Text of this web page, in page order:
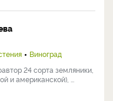
Виноград
24 сорта земляники,
и американской), ...